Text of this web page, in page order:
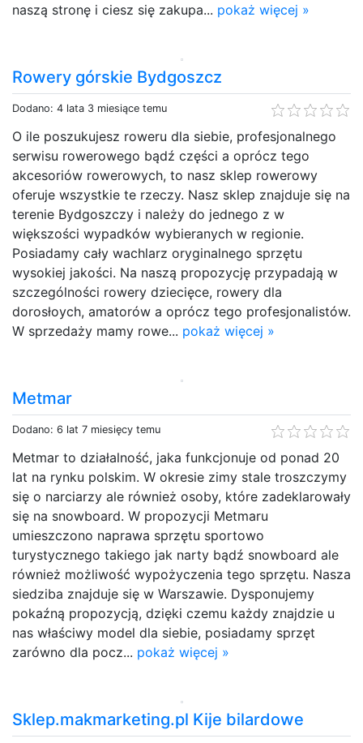
naszą stronę i ciesz się zakupa... pokaż więcej »
Rowery górskie Bydgoszcz
Dodano: 4 lata 3 miesiące temu
O ile poszukujesz roweru dla siebie, profesjonalnego
serwisu rowerowego bądź części a oprócz tego
akcesoriów rowerowych, to nasz sklep rowerowy
oferuje wszystkie te rzeczy. Nasz sklep znajduje się na
terenie Bydgoszczy i należy do jednego z w
większości wypadków wybieranych w regionie.
Posiadamy cały wachlarz oryginalnego sprzętu
wysokiej jakości. Na naszą propozycję przypadają w
szczególności rowery dziecięce, rowery dla
dorosłoych, amatorów a oprócz tego profesjonalistów.
W sprzedaży mamy rowe... pokaż więcej »
Metmar
Dodano: 6 lat 7 miesięcy temu
Metmar to działalność, jaka funkcjonuje od ponad 20
lat na rynku polskim. W okresie zimy stale troszczymy
się o narciarzy ale również osoby, które zadeklarowały
się na snowboard. W propozycji Metmaru
umieszczono naprawa sprzętu sportowo
turystycznego takiego jak narty bądź snowboard ale
również możliwość wypożyczenia tego sprzętu. Nasza
siedziba znajduje się w Warszawie. Dysponujemy
pokaźną propozycją, dzięki czemu każdy znajdzie u
nas właściwy model dla siebie, posiadamy sprzęt
zarówno dla pocz... pokaż więcej »
Sklep.makmarketing.pl Kije bilardowe